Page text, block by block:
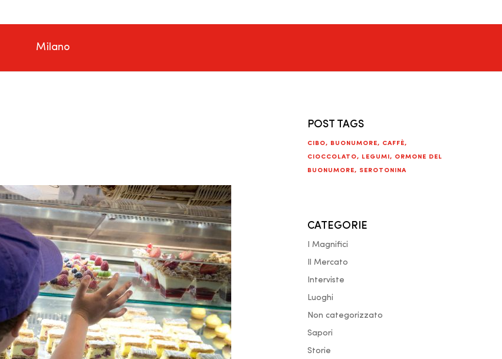
Milano
POST TAGS
CIBO, BUONUMORE, CAFFÈ,
CIOCCOLATO, LEGUMI , ORMONE DEL
BUONUMORE, SEROTONINA
CATEGORIE
I Magnifici
Il Mercato
Interviste
Luoghi
Non categorizzato
Sapori
Storie